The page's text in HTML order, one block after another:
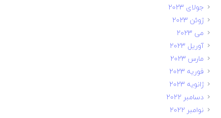
جولای 2023
ژوئن 2023
می 2023
آوریل 2023
مارس 2023
فوریه 2023
ژانویه 2023
دسامبر 2022
نوامبر 2022